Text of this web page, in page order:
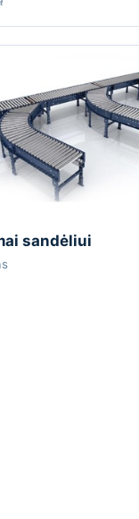
sandėliui